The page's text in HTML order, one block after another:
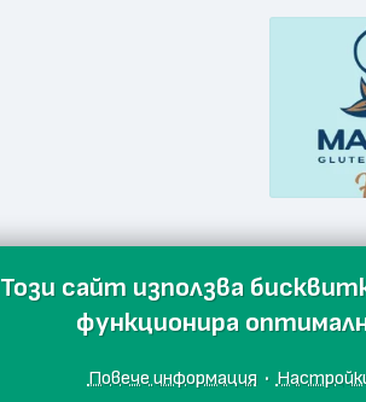
Този сайт използва
функционира
Повече информация ·